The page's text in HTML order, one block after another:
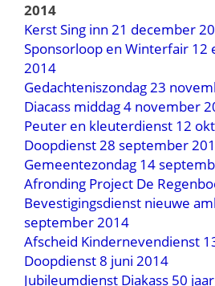
2014
Kerst Sing inn 21 december
Sponsorloop en Winterfair 12
2014
Gedachteniszondag 23
Diacass middag 4 november
Peuter en kleuterdienst 12
Doopdienst 28 september
Gemeentezondag 14
Afronding Project De
Bevestigingsdienst nieuwe
september 2014
Afscheid Kindernevendienst
Doopdienst 8 juni 2014
Jubileumdienst Diakass 50